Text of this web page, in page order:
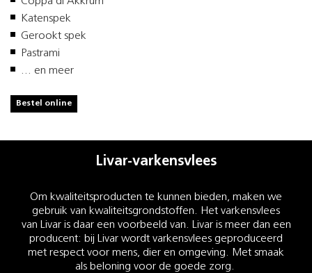
Katenspek
Gerookt spek
Pastrami
... en meer
Bestel online
Livar-varkensvlees
Om kwaliteitsproducten te kunnen bieden, maken we
gebruik van kwaliteitsgrondstoffen. Het varkensvlees
van Livar is daar een voorbeeld van. Livar is meer dan een
producent: bij Livar wordt varkensvlees geproduceerd
met respect voor mens, dier en omgeving. Met smaak
als beloning voor de goede zorg.